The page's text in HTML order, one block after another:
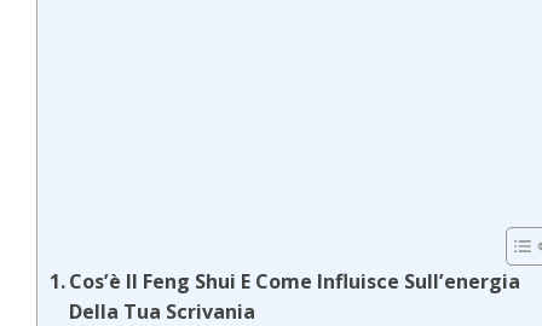
Cos’è Il Feng Shui E Come Influisce Sull’energia
Della Tua Scrivania